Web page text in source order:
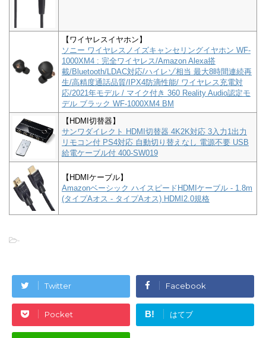
【ワイヤレスイヤホン】
ソニー ワイヤレスノイズキャンセリングイヤホン WF-
1000XM4 : 完全ワイヤレス/Amazon Alexa搭
載/Bluetooth/LDAC対応/ハイレゾ相当 最大8時間連続再
生/高精度通話品質/IPX4防滴性能/ ワイヤレス充電対
応/2021年モデル / マイク付き 360 Reality Audio認定モ
デル ブラック WF-1000XM4 BM
【HDMI切替器】
サンワダイレクト HDMI切替器 4K2K対応 3入力1出力
リモコン付 PS4対応 自動切り替えなし 電源不要 USB
給電ケーブル付 400-SW019
【HDMIケーブル】
Amazonベーシック ハイスピードHDMIケーブル - 1.8m
(タイプAオス - タイプAオス) HDMI2.0規格
-
Twitter Facebook
Pocket B! はてブ